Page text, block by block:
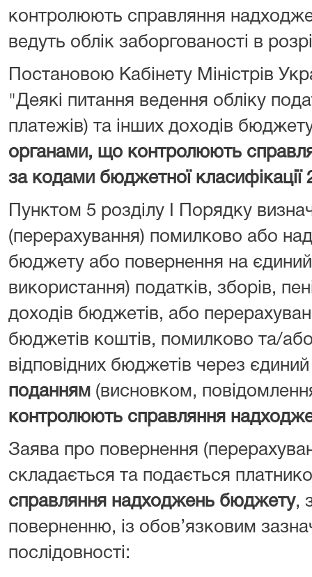
контролюють справляння
ведуть облік заборгованості в
Постановою Кабінету Міністрів
"Деякі питання ведення обліку
платежів) та інших доходів
органами, що контролюють
за кодами бюджетної
Пунктом 5 розділу I Порядку
(перерахування) помилково або
бюджету або повернення на єдиний
використання) податків, зборів,
доходів бюджетів, або
бюджетів коштів, помилково та/
відповідних бюджетів через
поданням (висновком,
контролюють справляння
Заява про повернення
складається та подається
справляння надходжень бюджету,
поверненню, із обов’язковим
послідовності: